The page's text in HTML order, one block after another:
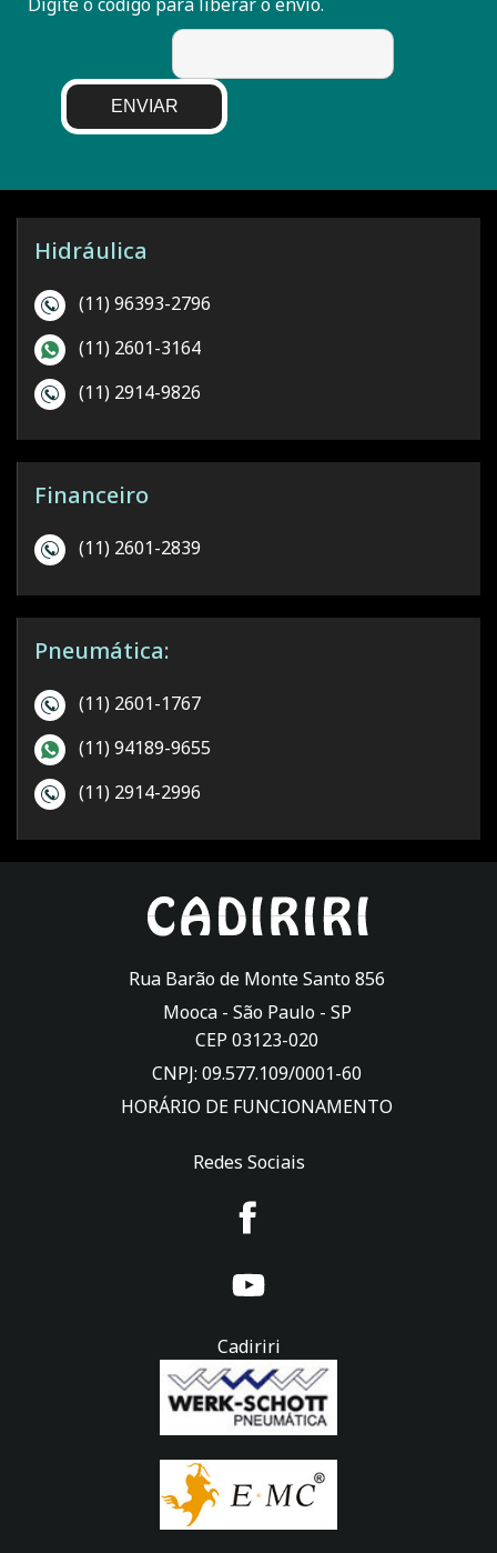
ENVIAR
Hidráulica
(11) 96393-2796
(11) 2601-3164
(11) 2914-9826
Financeiro
(11) 2601-2839
Pneumática:
(11) 2601-1767
(11) 94189-9655
(11) 2914-2996
Rua Barão de Monte Santo 856
Mooca - São Paulo- SP
CEP 03123-020
CNPJ: 09.577.109/0001-60
HORÁRIO DE FUNCIONAMENTO
Redes Sociais
Cadiriri